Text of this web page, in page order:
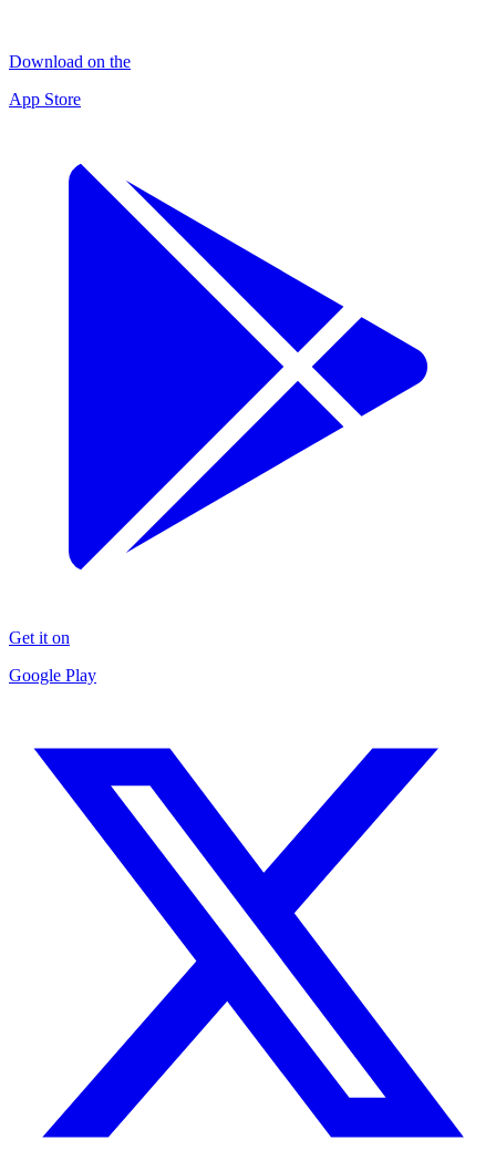
Download on the
App Store
Get it on
Google Play